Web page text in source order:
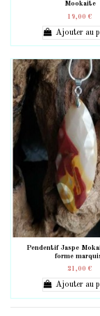
Mookaite
19,00 €
Ajouter au
Pendentif Jaspe
forme
21,00 €
Ajouter au